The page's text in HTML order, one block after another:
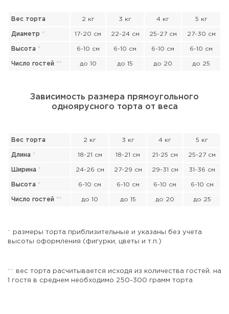
Вес торта 2 кг 3 кг 4 кг 5 кг
Диаметр * 17-20 см 22-24 см 25-27 см 27-30 см
Высота * 6-10 см 6-10 см 6-10 см 6-10 см
Число гостей ** до 10 до 15 до 20 до 25
Зависимость размера прямоугольного
одноярусного торта от веса
Вес торта 2 кг 3 кг 4 кг 5 кг
Длина * 18-21 см 18-21 см 21-25 см 25-27 см
Ширина * 24-26 см 27-29 см 29-31 см 31-36 см
Высота * 6-10 см 6-10 см 6-10 см 6-10 см
Число гостей ** до 10 до 15 до 20 до 25
*
размеры торта приблизительные и указаны без учета
высоты оформления (фигурки, цветы и т.п.)
* *
вес торта расчитывается исходя из количества гостей. на
1 гостя в среднем необходимо 250-300 грамм торта
Прикрепить файл или фото
Отправить